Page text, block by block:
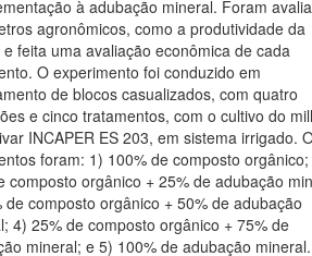
à adubação mineral. Foram
agronômicos, como a produtividade da
feita uma avaliação econômica de cada
O experimento foi conduzido em
de blocos casualizados, com quatro
e cinco tratamentos, com o cultivo do
INCAPER ES 203, em sistema irrigado.
foram: 1) 100% de composto
composto orgânico + 25% de adubação
de composto orgânico + 50% de adubação
4) 25% de composto orgânico + 75% de
mineral; e 5) 100% de adubação